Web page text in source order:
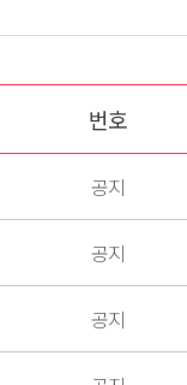
번호
공지
공지
공지